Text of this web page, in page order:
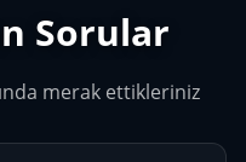
Sorular
merak ettikleriniz